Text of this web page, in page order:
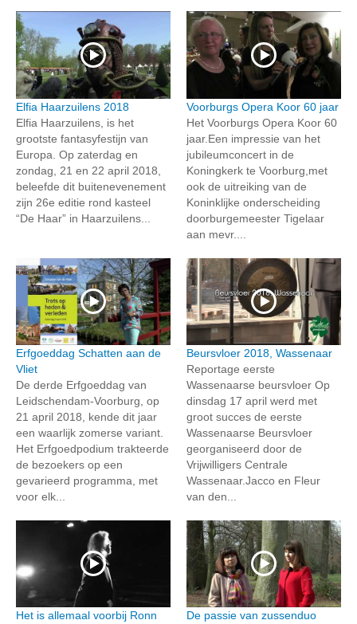
Elfia Haarzuilens 2018
Elfia Haarzuilens, is het
grootste fantasyfestijn van
Europa. Op zaterdag en
zondag, 21 en 22 april 2018,
beleefde dit buitenevenement
zijn 26e editie rond kasteel
“De Haar” in Haarzuilens...
Voorburgs Opera Koor 60 jaar
Het Voorburgs Opera Koor 60
jaar.Een impressie van het
jubileumconcert in de
Koningkerk te Voorburg,met
ook de uitreiking van de
Koninklijke onderscheiding
doorburgemeester Tigelaar
aan mevr....
Erfgoeddag Schatten aan de
Vliet
De derde Erfgoeddag van
Leidschendam-Voorburg, op
21 april 2018, kende dit jaar
een waarlijk zomerse variant.
Het Erfgoedpodium trakteerde
de bezoekers op een
gevarieerd programma, met
voor elk...
Beursvloer 2018, Wassenaar
Reportage eerste
Wassenaarse beursvloer Op
dinsdag 17 april werd met
groot succes de eerste
Wassenaarse Beursvloer
georganiseerd door de
Vrijwilligers Centrale
Wassenaar.Jacco en Fleur
van den...
Het is allemaal voorbij Ronn
De passie van zussenduo